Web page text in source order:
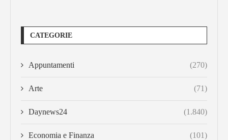
CATEGORIE
Appuntamenti (270)
Arte (71)
Daynews24 (1.840)
Economia e Finanza (101)